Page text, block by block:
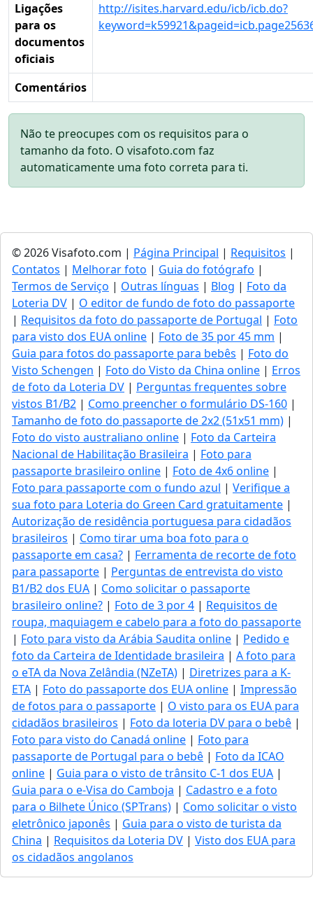
Ligações
para os
documentos
oficiais
http://isites.harvard.edu/icb/icb.do?
Comentários
Não te preocupes com os requisitos para o
tamanho da foto. O visafoto.com faz
automaticamente uma foto correta para ti.
© 2026 Visafoto.com | Página Principal | Requisitos |
Contatos | Melhorar foto | Guia do fotógrafo |
Termos de Serviço | Outras línguas | Blog | Foto da
Loteria DV | O editor de fundo de foto do passaporte
| Requisitos da foto do passaporte de Portugal | Foto
para visto dos EUA online | Foto de 35 por 45 mm |
Guia para fotos do passaporte para bebês | Foto do
Visto Schengen | Foto do Visto da China online | Erros
de foto da Loteria DV | Perguntas frequentes sobre
vistos B1/B2 | Como preencher o formulário DS-160 |
Tamanho de foto do passaporte de 2x2 (51x51 mm) |
Foto do visto australiano online | Foto da Carteira
Nacional de Habilitação Brasileira | Foto para
passaporte brasileiro online | Foto de 4x6 online |
Foto para passaporte com o fundo azul | Verifique a
sua foto para Loteria do Green Card gratuitamente |
Autorização de residência portuguesa para cidadãos
brasileiros | Como tirar uma boa foto para o
passaporte em casa? | Ferramenta de recorte de foto
para passaporte | Perguntas de entrevista do visto
B1/B2 dos EUA | Como solicitar o passaporte
brasileiro online? | Foto de 3 por 4 | Requisitos de
roupa, maquiagem e cabelo para a foto do passaporte
| Foto para visto da Arábia Saudita online | Pedido e
foto da Carteira de Identidade brasileira | A foto para
o eTA da Nova Zelândia (NZeTA) | Diretrizes para a K-
ETA | Foto do passaporte dos EUA online | Impressão
de fotos para o passaporte | O visto para os EUA para
cidadãos brasileiros | Foto da loteria DV para o bebê |
Foto para visto do Canadá online | Foto para
passaporte de Portugal para o bebê | Foto da ICAO
online | Guia para o visto de trânsito C-1 dos EUA |
Guia para o e-Visa do Camboja | Cadastro e a foto
para o Bilhete Único (SPTrans) | Como solicitar o visto
eletrônico japonês | Guia para o visto de turista da
China | Requisitos da Loteria DV | Visto dos EUA para
os cidadãos angolanos